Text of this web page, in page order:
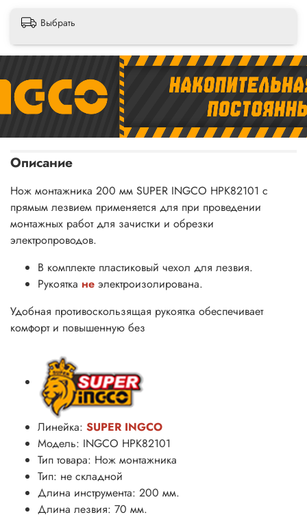
Выбрать
Описание
Нож монтажника 200 мм SUPER INGCO HPK82101 с
прямым лезвием применяется для при проведении
монтажных работ для зачистки и обрезки
электропроводов.
В комплекте пластиковый чехол для лезвия.
Рукоятка не электроизолирована.
Удобная противоскользящая рукоятка обеспечивает
комфорт и повышенную без
Линейка: SUPER INGCO
Модель: INGCO HPK82101
Тип товара: Нож монтажника
Тип: не складной
Длина инструмента: 200 мм.
Длина лезвия: 70 мм.